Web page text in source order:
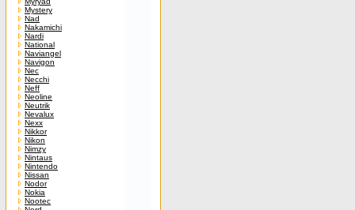
Mystery
Nad
Nakamichi
Nardi
National
Naviangel
Navigon
Nec
Necchi
Neff
Neoline
Neutrik
Nevalux
Nexx
Nikkor
Nikon
Nimzy
Nintaus
Nintendo
Nissan
Nodor
Nokia
Nootec